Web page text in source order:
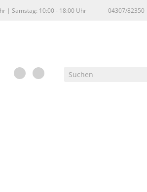
| Samstag: 10:00 - 18:00 Uhr 04307/82350